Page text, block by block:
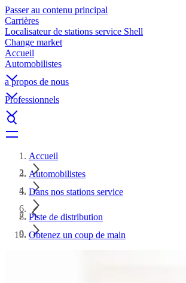
Passer au contenu principal
Carrières
Localisateur de stations service Shell
Change market
Accueil
Automobilistes
a propos de nous
Professionnels
Accueil
Automobilistes
Dans nos stations service
Piste de distribution
Obtenez un coup de main